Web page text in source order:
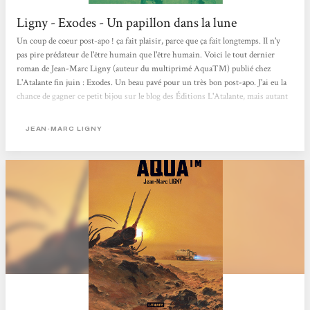
Ligny - Exodes - Un papillon dans la lune
Un coup de coeur post-apo ! ça fait plaisir, parce que ça fait longtemps. Il n'y
pas pire prédateur de l'être humain que l'être humain. Voici le tout dernier
roman de Jean-Marc Ligny (auteur du multiprimé AquaTM) publié chez
L'Atalante fin juin : Exodes. Un beau pavé pour un très bon post-apo. J'ai eu la
chance de gagner ce petit bijou sur le blog des Éditions L'Atalante, mais autant
apo choral nous raconte les histoires parallèles de divers personnages en
JEAN-MARC LIGNY